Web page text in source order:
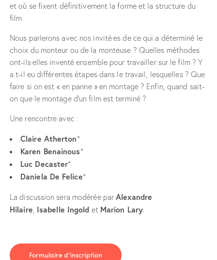
et où se fixent définitivement la forme et la structure du
film.
Nous parlerons avec nos invité·es de ce qui a déterminé le
choix du monteur ou de la monteuse ? Quelles méthodes
ont-ils·elles inventé ensemble pour travailler sur le film ? Y
a t-il eu différentes étapes dans le travail, lesquelles ? Que
faire si on est « en panne » en montage ? Enfin, quand sait-
on que le montage d’un film est terminé ?
Une rencontre avec :
Claire Atherton*
Karen Benainous*
Luc Decaster*
Daniela De Felice*
La discussion sera modérée parAlexandre
Hilaire Isabelle Ingold et Marion Lary.
Formulaire d’inscription